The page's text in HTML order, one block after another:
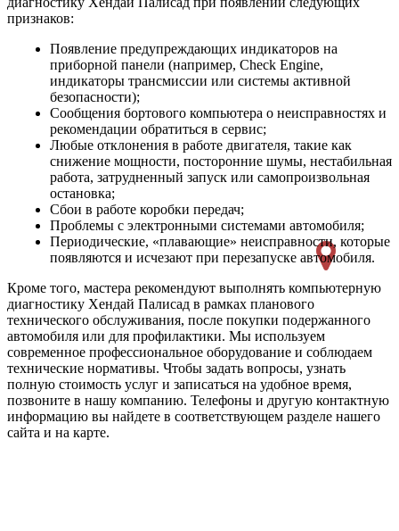
признаков:
Появление предупреждающих индикаторов на
приборной панели (например, Check Engine,
индикаторы трансмиссии или системы активной
безопасности);
Сообщения бортового компьютера о неисправностях и
рекомендации обратиться в сервис;
Любые отклонения в работе двигателя, такие как
снижение мощности, посторонние шумы, нестабильная
работа, затрудненный запуск или самопроизвольная
остановка;
Сбои в работе коробки передач;
Проблемы с электронными системами автомобиля;
Периодические, «плавающие» неисправности, которые
появляются и исчезают при перезапуске автомобиля.
Кроме того, мастера рекомендуют выполнять компьютерную
диагностику Хендай Палисад в рамках планового
технического обслуживания, после покупки подержанного
автомобиля или для профилактики. Мы используем
современное профессиональное оборудование и соблюдаем
технические нормативы. Чтобы задать вопросы, узнать
полную стоимость услуг и записаться на удобное время,
позвоните в нашу компанию. Телефоны и другую контактную
информацию вы найдете в соответствующем разделе нашего
сайта и на карте.